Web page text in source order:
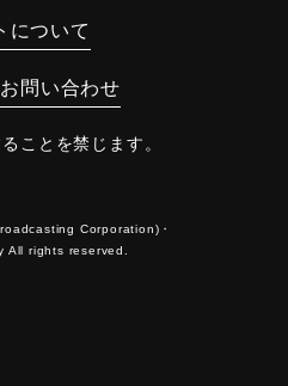
について
問い合わせ
ことを禁じます。
Corporation)・
All rights reserved.